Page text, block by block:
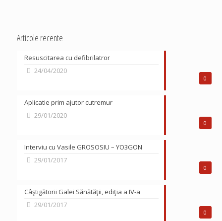
Articole recente
0
Resuscitarea cu defibrilatror
24/04/2020
0
Aplicatie prim ajutor cutremur
29/01/2020
0
Interviu cu Vasile GROSOSIU – YO3GON
29/01/2017
0
Câştigătorii Galei Sănătăţii, ediţia a IV-a
29/01/2017